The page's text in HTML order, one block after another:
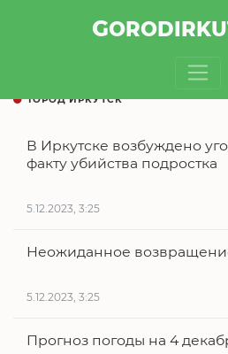
GOROD
ГОРОД ИРКУТСК
В Иркутске возбуждено
факту убийства подростка
5.12.2023, 3:25
Неожиданное
5.12.2023, 3:25
Прогноз погоды на 4